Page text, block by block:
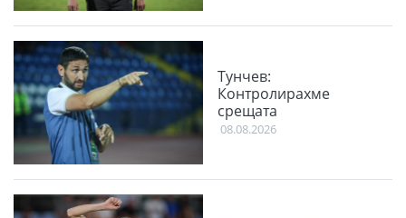
Тунчев:
Контролирахме
срещата
08.08.2026